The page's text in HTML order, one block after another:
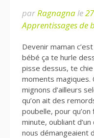
parRagnagnale
Apprentissages de
Devenir maman
bébé ça te hurle
pisse dessus, te
moments magiques.
mignons d’ailleurs
qu’on ait des
poubelle, pour
minute, oubliant
nous démangeaient